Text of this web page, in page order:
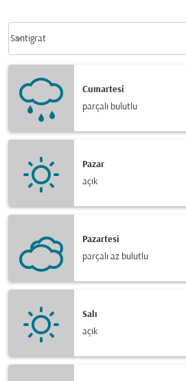
Santigrat
keyboard_arrow_down
Cumartesi
parçalı bulutlu
Pazar
açık
Pazartesi
parçalı az bulutlu
Salı
açık